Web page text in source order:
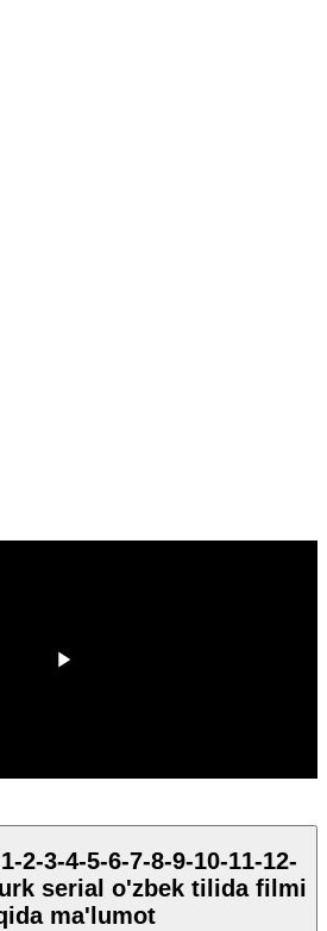
2-3-4-5-6-7-8-9-10-11-12-
serial o'zbek tilida filmi
ma'lumot